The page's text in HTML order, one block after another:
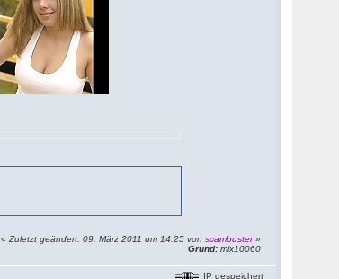
«Zuletzt geändert: 09. März 2011 um 14:25 vonscambuster»
Grund: mix10060
IP gespeichert